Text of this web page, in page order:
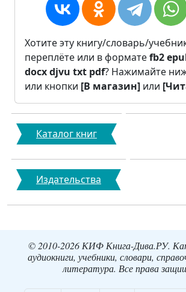
Хотите эту книгу/словарь/
переплёте или в форматеfb2
docxdjvu txt pdf? Нажимайте
или кнопки [В магазин] или
Каталог книг
Издательства
© 2010-2026 КИФ Книга-Дива.РУ.
аудиокниги, учебники, словари,
литература. Все права